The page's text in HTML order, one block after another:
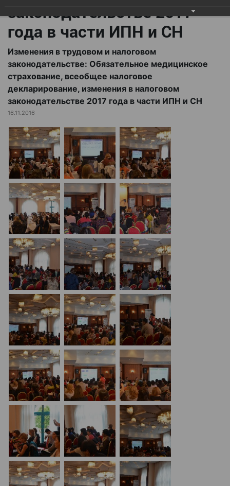
законодательстве 2017
года в части ИПН и СН
Изменения в трудовом и налоговом
законодательстве: Обязательное медицинское
страхование, всеобщее налоговое
декларирование, изменения в налоговом
законодательстве 2017 года в части ИПН и СН
16.11.2016